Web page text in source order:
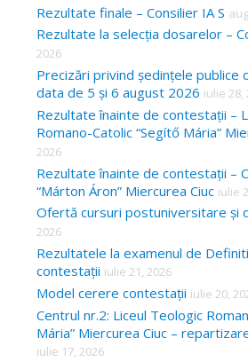
Rezultate finale – Consilier IA S
Rezultate la selecția dosarelor –
2026
Precizări privind ședințele publice
data de 5 și 6 august 2026 iulie 28,
Rezultate înainte de contestații –
Romano-Catolic “Segítő Mária”
2026
Rezultate înainte de contestații –
“Márton Áron” Miercurea Ciuc iulie
Ofertă cursuri postuniversitare și
2026
Rezultatele la examenul de
contestații iulie 21, 2026
Model cerere contestații iulie 20,
Centrul nr.2: Liceul Teologic
Mária” Miercurea Ciuc –
iulie 17, 2026